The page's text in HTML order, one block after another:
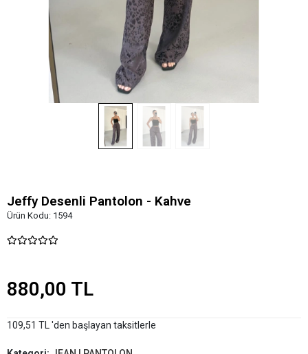
Jeffy Desenli Pantolon - Kahve
Ürün Kodu: 1594
880,00 TL
109,51 TL 'den başlayan taksitlerle